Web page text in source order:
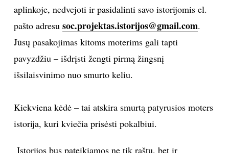
NAUJIENLAIŠKĮ
Jūs sutinkate su
taisyklėmis
aplinkoje, nedvejoti ir pasidalinti savo istorijomis el.
pašto adresu soc.projektas.istorijos@gmail.com.
Jūsų pasakojimas kitoms moterims gali tapti
pavyzdžiu – išdrįsti žengti pirmą žingsnį
išsilaisvinimo nuo smurto keliu.
Kiekviena kėdė – tai atskira smurtą patyrusios moters
istorija, kuri kviečia prisėsti pokalbiui.
Istorijos bus pateikiamos ne tik raštu, bet ir